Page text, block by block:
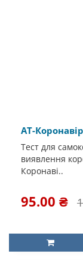
АТ-
Тест для
виявлення
Коронаві..
95.00 ₴